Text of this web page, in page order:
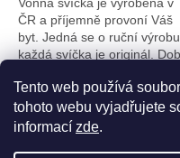
Tento web používá
tohoto webu vyjadřujete
informací zde.
Vonná svíčka je vyrobena v
ČR a příjemně provoní Váš
byt. Jedná se o ruční
každá svíčka je originál.
350/80 mm